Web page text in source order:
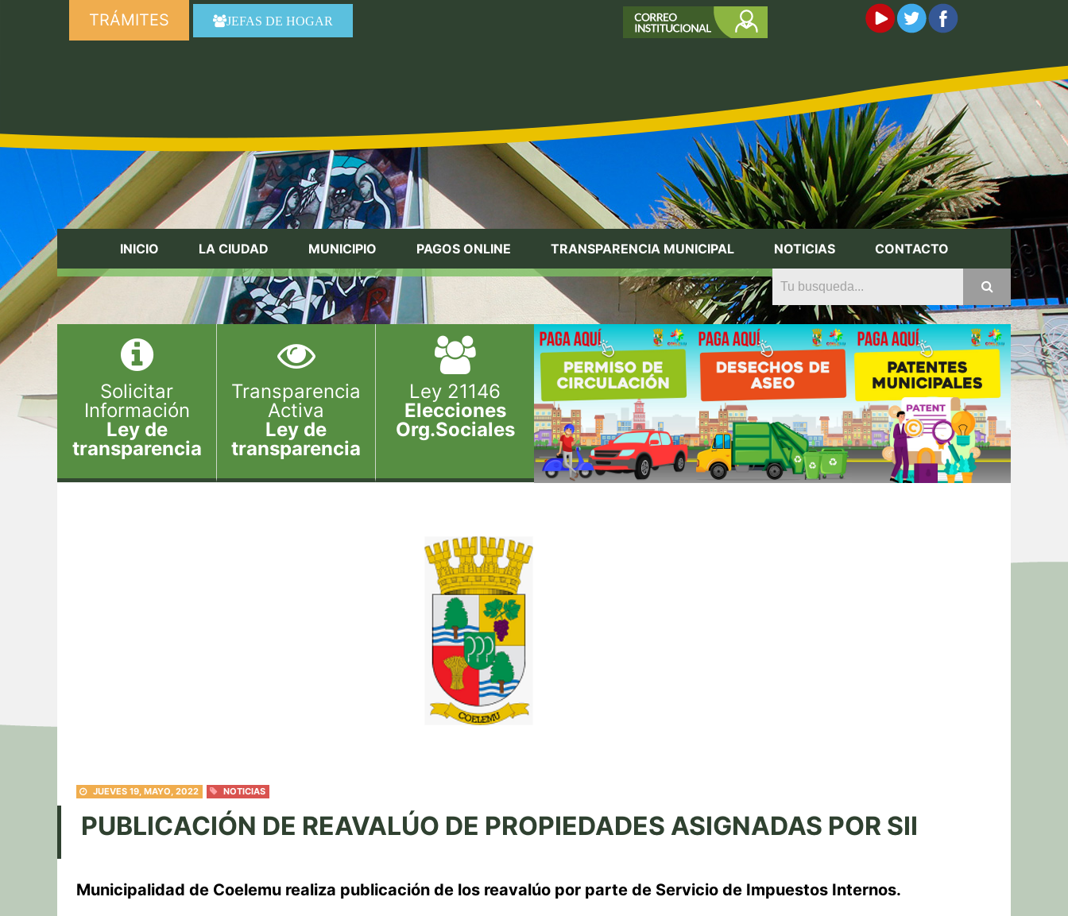
TRÁMITES JEFAS DE HOGAR
INICIO LA CIUDAD MUNICIPIO PAGOS ONLINE TRANSPARENCIA MUNICIPAL NOTICIAS CONTACTO
Solicitar
Información
Ley de
transparencia
Transparencia
Activa
Ley de
transparencia
Ley 21146
Elecciones
Org.Sociales
JUEVES 19, MAYO, 2022 NOTICIAS
PUBLICACIÓN DE REAVALÚO DE PROPIEDADES ASIGNADAS POR SII
Municipalidad de Coelemu realiza publicación de los reavalúo por parte de Servicio de Impuestos Internos.